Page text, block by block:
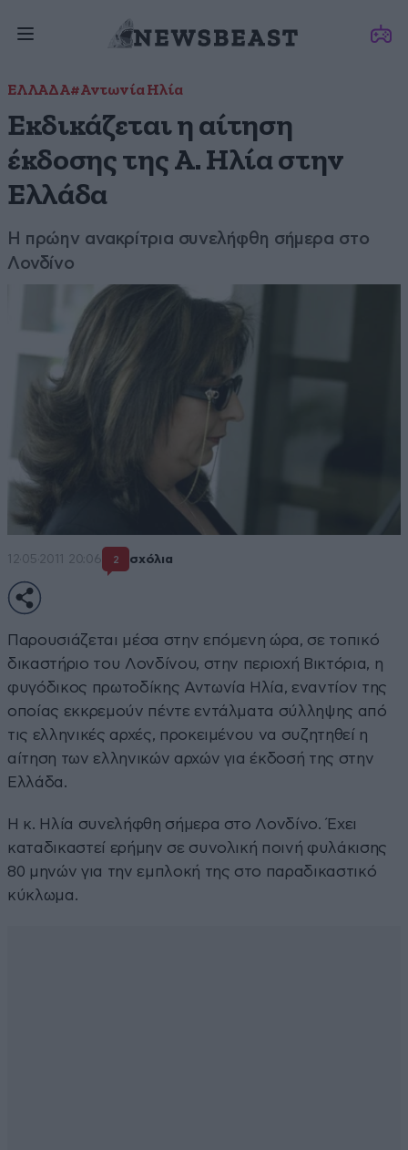
ΕΛΛΑΔΑ#Αντωνία Ηλία
Εκδικάζεται η αίτηση
έκδοσης της Α. Ηλία στην
Ελλάδα
Η πρώην ανακρίτρια συνελήφθη σήμερα στο
Λονδίνο
12·05·2011 20:06 2 σχόλια
Παρουσιάζεται μέσα στην επόμενη ώρα, σε τοπικό
δικαστήριο του Λονδίνου, στην περιοχή Βικτόρια, η
φυγόδικος πρωτοδίκης Αντωνία Ηλία, εναντίον της
οποίας εκκρεμούν πέντε εντάλματα σύλληψης από
τις ελληνικές αρχές, προκειμένου να συζητηθεί η
αίτηση των ελληνικών αρχών για έκδοσή της στην
Ελλάδα.
Η κ. Ηλία συνελήφθη σήμερα στο Λονδίνο. Έχει
καταδικαστεί ερήμην σε συνολική ποινή φυλάκισης
80 μηνών για την εμπλοκή της στο παραδικαστικό
κύκλωμα.